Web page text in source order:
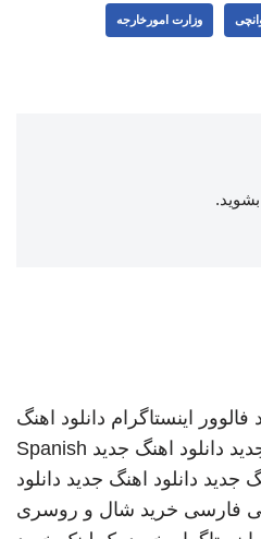
وزارت امورخارجه
بشوید.
فالوور اینستاگرام دانلود اهنگ
دانلود اهنگ جدید Spanish
جدید دانلود اهنگ جدید دانلود
فارسی خرید شال و روسری